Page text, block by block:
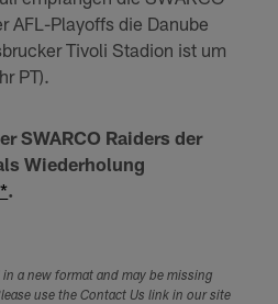
AFL-Playoffs die Danube
Tivoli Stadion ist um
PT).
SWARCO Raiders der
Wiederholung
.
a new format and may be missing
use the Contact Us link in our site